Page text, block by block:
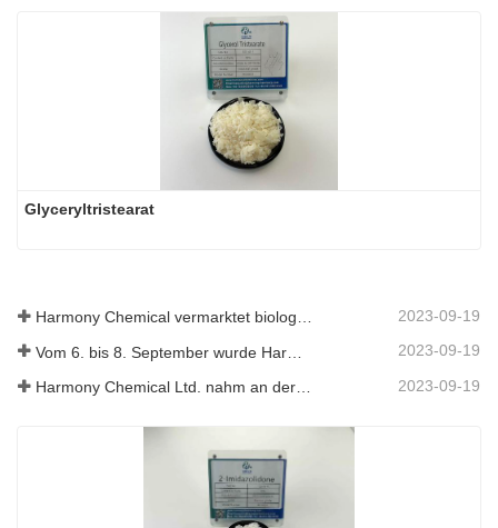
Glyceryltristearat
Harmony Chemical vermarktet biologisch abbaubares Mulchmaterial und fördert damit eine umweltfreundliche Entwicklung in der Landwirtschaft 2023-09-19
2023-09-19
2023-09-19